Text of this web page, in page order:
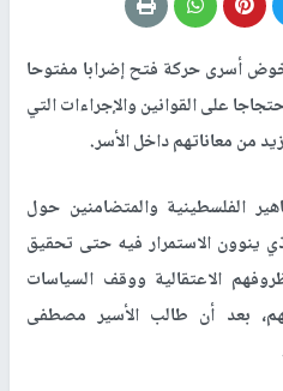
أسرى حركة فتح إضرابا مفتوحا
القادم، احتجاجا على القوانين والإجراءات التي
من معاناتهم داخل الأسر.
الفلسطينية والمتضامنين حول
ينوون الاستمرار فيه حتى تحقيق
الاعتقالية ووقف السياسات
بعد أن طالب الأسير مصطفى